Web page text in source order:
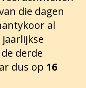
die dagen
al
derde
dus op 16